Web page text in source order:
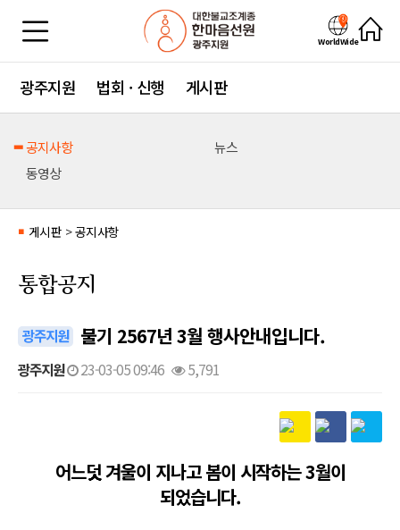
WorldWide
광주지원 법회 · 신행 게시판
공지사항
뉴스
동영상
■ 게시판 >공지사항
통합공지
광주지원 불기 2567년 3월 행사안내입니다.
광주지원 23-03-05 09:46 5,791
어느덧 겨울이 지나고 봄이 시작하는 3월이
되었습니다.